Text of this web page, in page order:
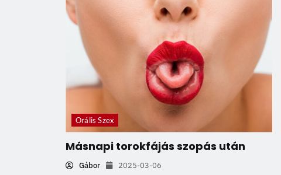
Orális Szex
Másnapi torokfájás szopás után
Gábor 2025-03-06